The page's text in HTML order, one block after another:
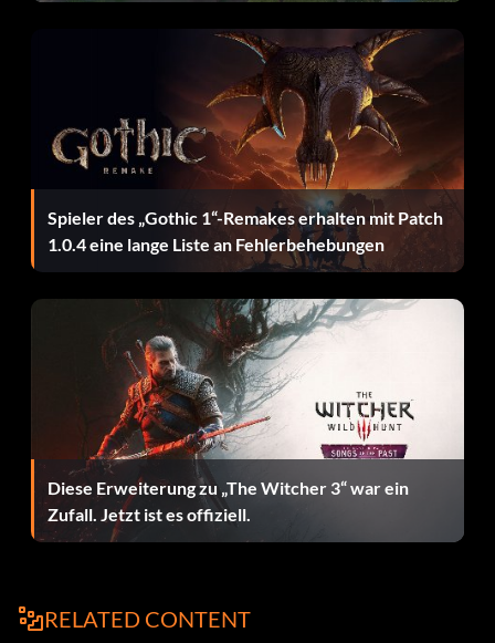
Saisonmeisterschaftsrennen als Erster ab.
Belohnung: 10 Punkte
Zielsetzung: Gewinnen Sie Ihre erste Bonusrunde.
Vorwärtskommen
Belohnung: 25 Punkte
Zielsetzung: Gewinne 6 Bonusrunden.
Führend auf dem Weg
Belohnung: 50 Punkte
Gewinner des Rennens
Spieler des „Gothic 1“-Remakes erhalten mit Patch
1.0.4 eine lange Liste an Fehlerbehebungen
Diese Erweiterung zu „The Witcher 3“ war ein
Zufall. Jetzt ist es offiziell.
RELATED CONTENT